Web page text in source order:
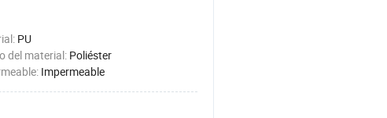
PU
del material: Poliéster
Impermeable